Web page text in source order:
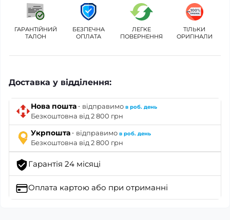
ГАРАНТІЙНИЙ
ТАЛОН
БЕЗПЕЧНА
ОПЛАТА
ЛЕГКЕ
ПОВЕРНЕННЯ
ТІЛЬКИ
ОРИГІНАЛИ
Доставка у відділення:
Нова пошта · відправимо в роб. день
Безкоштовна від 2 800 грн
Укрпошта · відправимо в роб. день
Безкоштовна від 2 800 грн
Гарантія 24 місяці
Оплата картою або при отриманні